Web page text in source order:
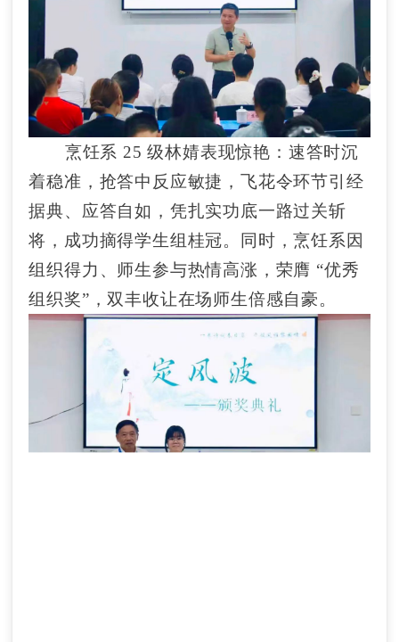
烹饪系 25 级林婧表现惊艳：速答时沉
着稳准，抢答中反应敏捷，飞花令环节引经
据典、应答自如，凭扎实功底一路过关斩
将，成功摘得学生组桂冠。同时，烹饪系因
组织得力、师生参与热情高涨，荣膺 “优秀
组织奖”，双丰收让在场师生倍感自豪。